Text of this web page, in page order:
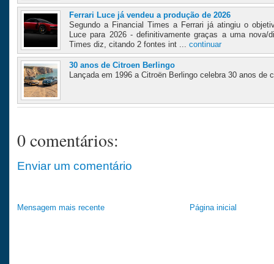
Ferrari Luce já vendeu a produção de 2026
Segundo a Financial Times a Ferrari já atingiu o
Luce para 2026 - definitivamente graças a uma nova/
Times diz, citando 2 fontes int ... continuar
30 anos de Citroen Berlingo
Lançada em 1996 a Citroën Berlingo celebra 30 anos de
0 comentários:
Enviar um comentário
Mensagem mais recente Página inicial